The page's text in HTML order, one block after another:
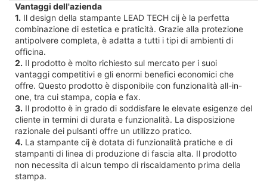
Vantaggi dell'azienda
1. Il design della stampante LEAD TECH cij è la perfetta
combinazione di estetica e praticità. Grazie alla protezione
antipolvere completa, è adatta a tutti i tipi di ambienti di
officina.
2. Il prodotto è molto richiesto sul mercato per i suoi
vantaggi competitivi e gli enormi benefici economici che
offre. Questo prodotto è disponibile con funzionalità all-in-
one, tra cui stampa, copia e fax.
3. Il prodotto è in grado di soddisfare le elevate esigenze del
cliente in termini di durata e funzionalità. La disposizione
razionale dei pulsanti offre un utilizzo pratico.
4. La stampante cij è dotata di funzionalità pratiche e di
stampanti di linea di produzione di fascia alta. Il prodotto
non necessita di alcun tempo di riscaldamento prima della
stampa.